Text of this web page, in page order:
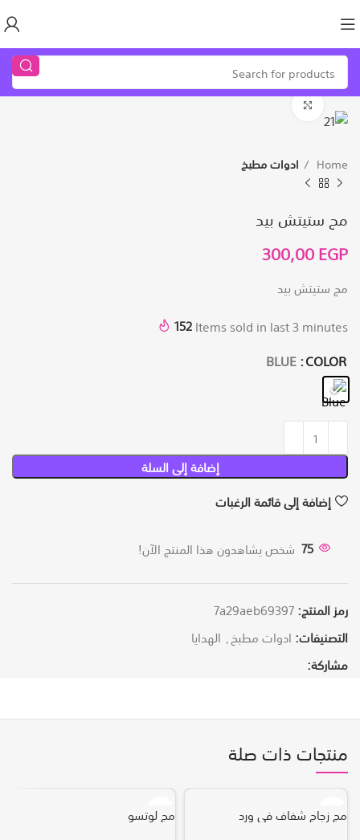
Home ادوات مطبخ
مج ستيتش بيد
300,00EGP
مج ستيتش بيد
152Items sold in last 3 minutes
COLOR
BLUE
إضافة إلى السلة
إضافة إلى قائمة الرغبات
75 شخص يشاهدون هذا المنتج الآن!
رمز المنتج:7a29aeb69397
التصنيفات: ادوات مطبخ, الهدايا
مشاركة:
منتجات ذات صلة
مج زجاج شفاف في ورد مج لوتسو